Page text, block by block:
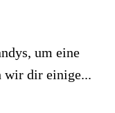
um eine
wir dir einige...